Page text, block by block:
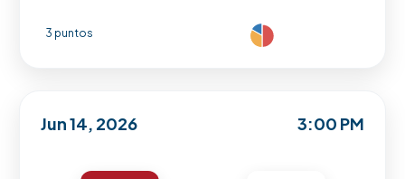
3 puntos
Jun 14, 2026 3:00 PM